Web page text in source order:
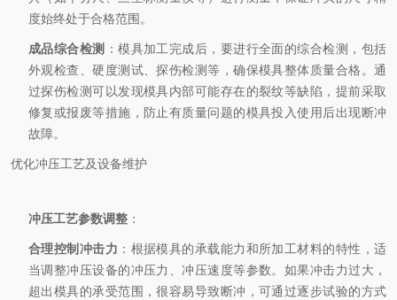
度始终处于合格范围。
成品综合检测 ：模具加工完成后，要进行全面的综合检测，包括
外观检查、硬度测试、探伤检测等，确保模具整体质量合格。通
过探伤检测可以发现模具内部可能存在的裂纹等缺陷，提前采取
修复或报废等措施，防止有质量问题的模具投入使用后出现断冲
故障。
优化冲压工艺及设备维护
冲压工艺参数调整 ：
合理控制冲击力 ：根据模具的承载能力和所加工材料的特性，适
当调整冲压设备的冲压力、冲压速度等参数。如果冲击力过大，
超出模具的承受范围，很容易导致断冲，可通过逐步试验的方式